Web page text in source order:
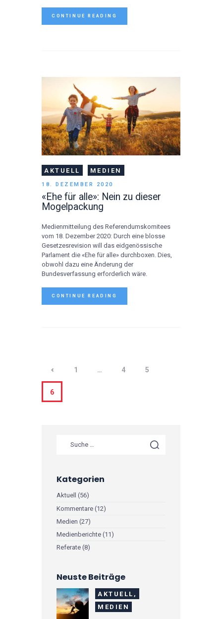
CONTINUE READING
AKTUELL MEDIEN
18. DEZEMBER 2020
«Ehe für alle»: Nein zu dieser
Mogelpackung
Medienmitteilung des Referendumskomitees
vom 18. Dezember 2020: Durch eine blosse
Gesetzesrevision will das eidgenössische
Parlament die «Ehe für alle» durchboxen. Dies,
obwohl dazu eine Änderung der
Bundesverfassung erforderlich wäre.
CONTINUE READING
1 … 4 5
6
Kategorien
Aktuell (56)
Kommentare (12)
Medien (27)
Medienberichte (11)
Referate (8)
Neuste Beiträge
AKTUELL,
MEDIEN